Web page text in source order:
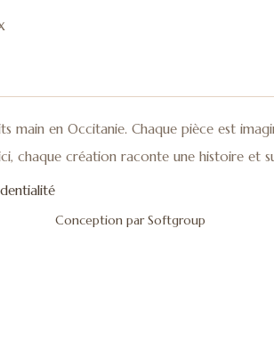
main en Occitanie. Chaque pièce est
chaque création raconte une histoire et
Conception par Softgroup